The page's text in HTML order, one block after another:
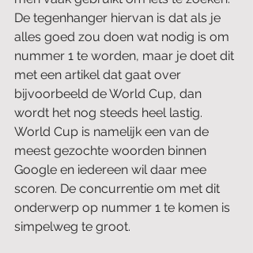
De tegenhanger hiervan is dat als je
alles goed zou doen wat nodig is om
nummer 1 te worden, maar je doet dit
met een artikel dat gaat over
bijvoorbeeld de World Cup, dan
wordt het nog steeds heel lastig.
World Cup is namelijk een van de
meest gezochte woorden binnen
Google en iedereen wil daar mee
scoren. De concurrentie om met dit
onderwerp op nummer 1 te komen is
simpelweg te groot.